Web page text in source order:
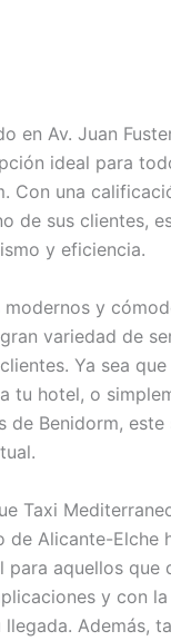
en Av. Juan
ideal para
Con una
de sus clientes,
y eficiencia.
y
variedad de
Ya sea
tu hotel, o
de Benidorm,
Taxi
Alicante-Elche
para aquellos que
y con
Además,